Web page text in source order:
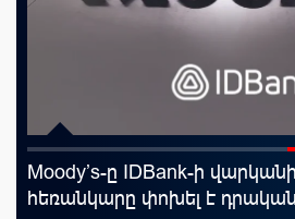
Moody’s-ը IDBank-ի
հեռանկարը փոխել է